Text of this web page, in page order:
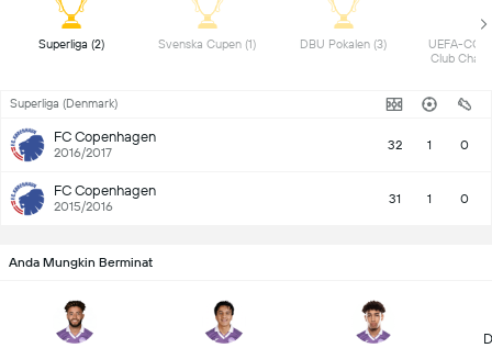
Superliga (2) UEFA-
Superliga (Denmark)
FC Copenhagen
2016/2017 32 1 0
FC Copenhagen
2015/2016 31 1 0
Anda Mungkin Berminat